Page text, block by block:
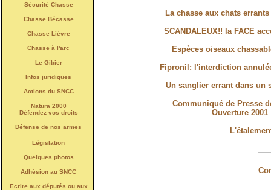
Sécurité Chasse
Chasse Bécasse
Chasse Lièvre
Chasse à l'arc
Le Gibier
Infos juridiques
Actions du SNCC
Natura 2000
Défendez vos droits
Défense de nos armes
Législation
Quelques photos
Adhésion au SNCC
Ecrire aux députés ou aux
La chasse aux chats
SCANDALEUX!! la FACE
Espèces oiseaux
Fipronil: l'interdiction
Un sanglier errant dans un
Communiqué de Presse
Ouverture